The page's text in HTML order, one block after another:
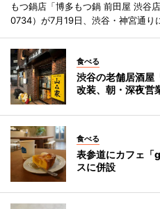
もつ鍋店「博多もつ鍋 前田屋 渋谷
0734）が7月19日、渋谷・神宮通り
食べる
渋谷の老舗居酒
改装、朝・深夜営
食べる
表参道にカフェ
スに併設